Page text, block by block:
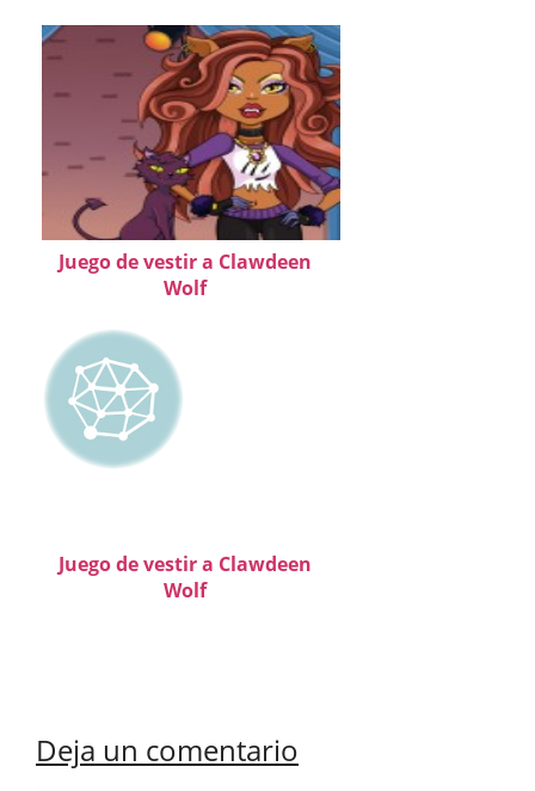
Juego de vestir a Clawdeen
Wolf
Juego de vestir a Clawdeen
Wolf
Deja un comentario